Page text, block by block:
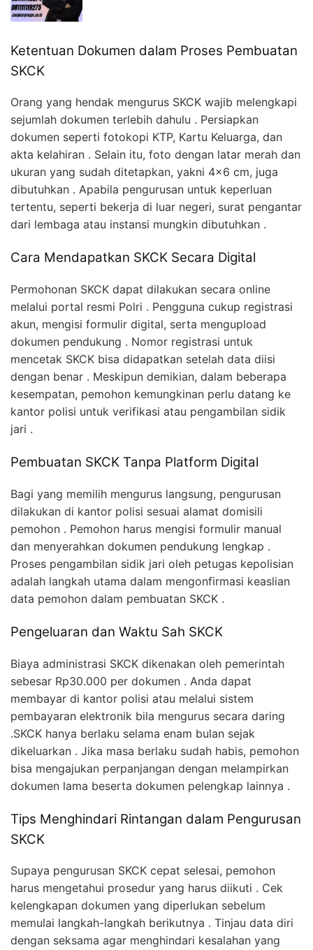
Ketentuan Dokumen dalam Proses Pembuatan
SKCK
Orang yang hendak mengurus SKCK wajib melengkapi
sejumlah dokumen terlebih dahulu . Persiapkan
dokumen seperti fotokopi KTP, Kartu Keluarga, dan
akta kelahiran . Selain itu, foto dengan latar merah dan
ukuran yang sudah ditetapkan, yakni 4×6 cm, juga
dibutuhkan . Apabila pengurusan untuk keperluan
tertentu, seperti bekerja di luar negeri, surat pengantar
dari lembaga atau instansi mungkin dibutuhkan .
Cara Mendapatkan SKCK Secara Digital
Permohonan SKCK dapat dilakukan secara online
melalui portal resmi Polri . Pengguna cukup registrasi
akun, mengisi formulir digital, serta mengupload
dokumen pendukung . Nomor registrasi untuk
mencetak SKCK bisa didapatkan setelah data diisi
dengan benar . Meskipun demikian, dalam beberapa
kesempatan, pemohon kemungkinan perlu datang ke
kantor polisi untuk verifikasi atau pengambilan sidik
jari .
Pembuatan SKCK Tanpa Platform Digital
Bagi yang memilih mengurus langsung, pengurusan
dilakukan di kantor polisi sesuai alamat domisili
pemohon . Pemohon harus mengisi formulir manual
dan menyerahkan dokumen pendukung lengkap .
Proses pengambilan sidik jari oleh petugas kepolisian
adalah langkah utama dalam mengonfirmasi keaslian
data pemohon dalam pembuatan SKCK .
Pengeluaran dan Waktu Sah SKCK
Biaya administrasi SKCK dikenakan oleh pemerintah
sebesar Rp30.000 per dokumen . Anda dapat
membayar di kantor polisi atau melalui sistem
pembayaran elektronik bila mengurus secara daring
.SKCK hanya berlaku selama enam bulan sejak
dikeluarkan . Jika masa berlaku sudah habis, pemohon
bisa mengajukan perpanjangan dengan melampirkan
dokumen lama beserta dokumen pelengkap lainnya .
Tips Menghindari Rintangan dalam Pengurusan
SKCK
Supaya pengurusan SKCK cepat selesai, pemohon
harus mengetahui prosedur yang harus diikuti . Cek
kelengkapan dokumen yang diperlukan sebelum
memulai langkah-langkah berikutnya . Tinjau data diri
dengan seksama agar menghindari kesalahan yang